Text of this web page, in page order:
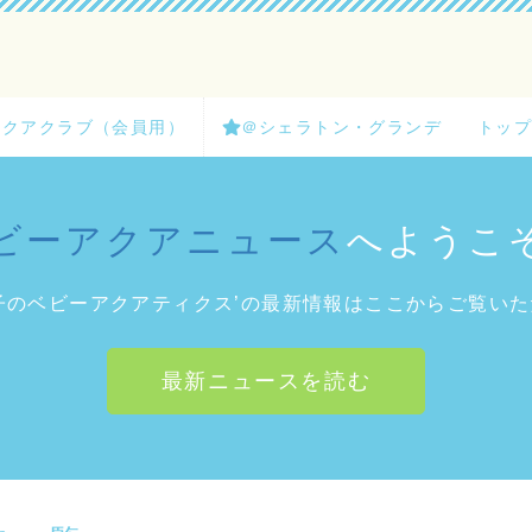
アクラブ（会員用） ＠シェラトン・グランデ トッ
ーアクアニュース へようこ
のベビーアクアティクス’の最新情報はここからご覧い
最新ニュースを読む